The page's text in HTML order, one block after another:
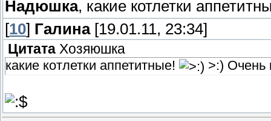
Надюшка, какие котлетки
[10] Галина[19.01.11, 23:34]
Цитата Хозяюшка
какие котлетки аппетитные!
>:) Очень